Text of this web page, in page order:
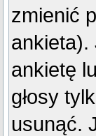
zmienić
ankieta).
ankietę
głosy
usunąć.